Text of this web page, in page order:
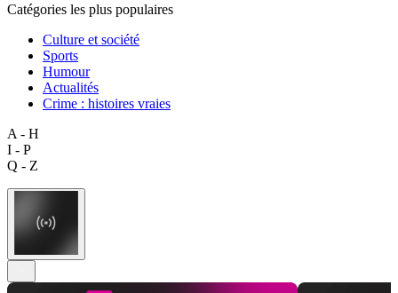
Catégories les plus populaires
Culture et société
Sports
Humour
Actualités
Crime : histoires vraies
A - H
I - P
Q - Z